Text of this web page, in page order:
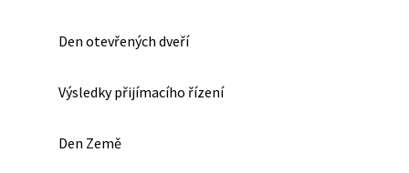
Den otevřených dveří
Výsledky přijímacího řízení
Den Země